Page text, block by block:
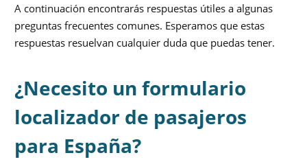
A continuación encontrarás respuestas útiles a algunas
preguntas frecuentes comunes. Esperamos que estas
respuestas resuelvan cualquier duda que puedas tener.
¿Necesito un formulario
localizador de pasajeros
para España?